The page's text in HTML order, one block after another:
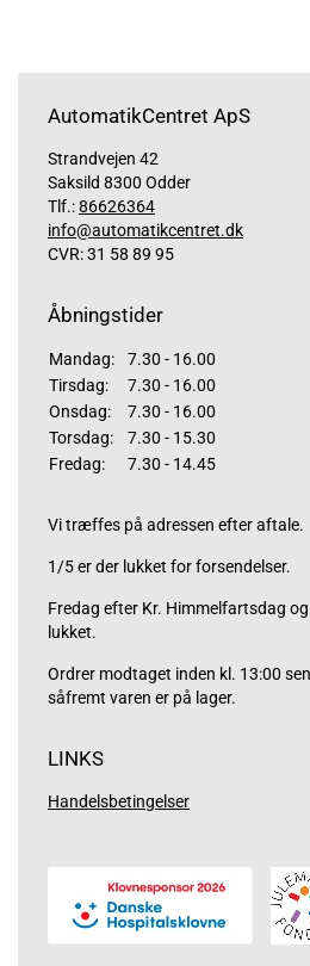
AutomatikCentret ApS
Strandvejen 42
Saksild 8300 Odder
Tlf.:86626364
info@automatikcentret.dk
CVR: 31 58 89 95
Åbningstider
Mandag:
7.30 - 16.00
Tirsdag:
7.30 - 16.00
Onsdag:
7.30 - 16.00
Torsdag:
7.30 - 15.30
Fredag:
7.30 - 14.45
Vi træffes på adressen efter aftale.
1/5 er der lukket for forsendelser.
Fredag efter Kr. Himmelfartsdag
lukket.
Ordrer modtaget inden kl. 13:00
såfremt varen er på lager.
LINKS
Handelsbetingelser